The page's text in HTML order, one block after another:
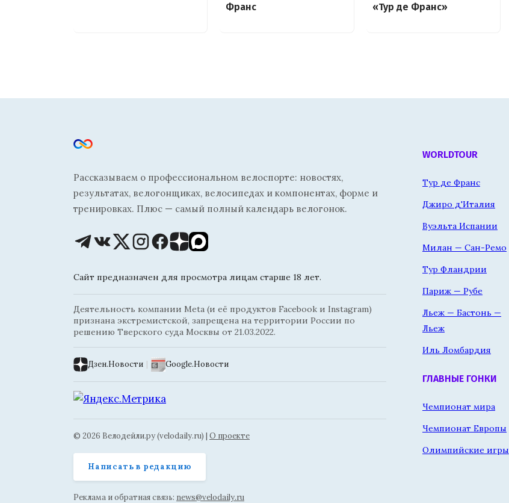
Франс
«Тур де Франс»
Рассказываем о профессиональном велоспорте: новостях,
результатах, велогонщиках, велосипедах и компонентах, форме и
тренировках. Плюс — самый полный календарь велогонок.
Сайт предназначен для просмотра лицам старше 18 лет.
Деятельность компании Meta (и её продуктов Facebook и Instagram)
признана экстремистской, запрещена на территории России по
решению Тверского суда Москвы от 21.03.2022.
Дзен.Новости | Google.Новости
© 2026 Велодейли.ру (velodaily.ru) | О проекте
Написать в редакцию
Реклама и обратная связь: news@velodaily.ru
WORLDTOUR
Тур де Франс
Джиро д'Италия
Вуэльта Испании
Милан — Сан-Ремо
Тур Фландрии
Париж — Рубе
Льеж — Бастонь —
Льеж
Иль Ломбардия
ГЛАВНЫЕ ГОНКИ
Чемпионат мира
Чемпионат Европы
Олимпийские игры